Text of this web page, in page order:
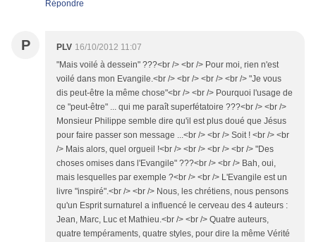
Répondre
P PLV 16/10/2012 11:07
"Mais voilé à dessein" ???<br /> <br /> Pour moi, rien n'est
voilé dans mon Evangile.<br /> <br /> <br /> <br /> "Je vous
dis peut-être la même chose"<br /> <br /> Pourquoi l'usage de
ce "peut-être" ... qui me paraît superfétatoire ???<br /> <br />
Monsieur Philippe semble dire qu'il est plus doué que Jésus
pour faire passer son message ...<br /> <br /> Soit ! <br /> <br
/> Mais alors, quel orgueil !<br /> <br /> <br /> <br /> "Des
choses omises dans l'Evangile" ???<br /> <br /> Bah, oui,
mais lesquelles par exemple ?<br /> <br /> L'Evangile est un
livre "inspiré".<br /> <br /> Nous, les chrétiens, nous pensons
qu'un Esprit surnaturel a influencé le cerveau des 4 auteurs :
Jean, Marc, Luc et Mathieu.<br /> <br /> Quatre auteurs,
quatre tempéraments, quatre styles, pour dire la même Vérité